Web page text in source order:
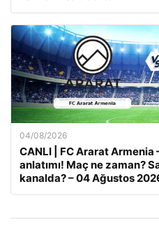
04/08/2026
CANLI | FC Ararat Armenia
anlatımı! Maç ne zaman?
kanalda? – 04 Ağustos